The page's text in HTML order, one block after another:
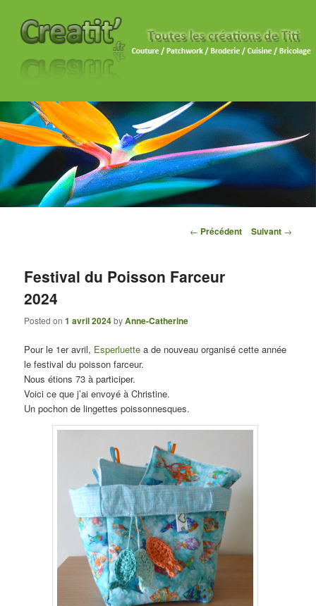
Navigation des articles
← Précédent Suivant →
Festival du Poisson Farceur
2024
Posted on1 avril 2024byAnne-Catherine
Pour le 1er avril, Esperluette a de nouveau organisé cette année
le festival du poisson farceur.
Nous étions 73 à participer.
Voici ce que j’ai envoyé à Christine.
Un pochon de lingettes poissonnesques.